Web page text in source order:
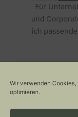
Wir verwenden Cookies,
optimieren.
Für
und
ich